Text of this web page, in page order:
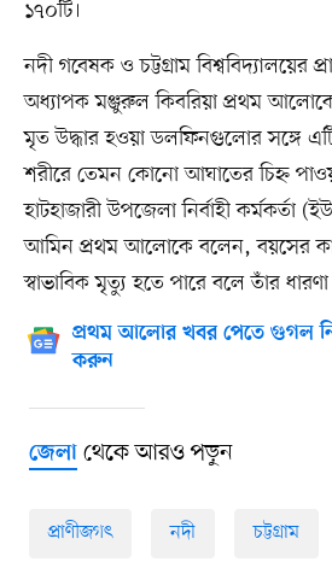
১৭০টি।
নদী গবেষক ও চট্টগ্রাম বিশ্ববিদ্যালয়ের
অধ্যাপক মঞ্জুরুল কিবরিয়া প্রথম
মৃত উদ্ধার হওয়া ডলফিনগুলোর সঙ্গে
শরীরে তেমন কোনো আঘাতের চিহ্ন
হাটহাজারী উপজেলা নির্বাহী কর্মকর্তা
আমিন প্রথম আলোকে বলেন, বয়সের
স্বাভাবিক মৃত্যু হতে পারে বলে তাঁর
প্রথম আলোর খবর পেতে গুগল
করুন
জেলাথেকে আরও পড়ুন
প্রাণীজগৎ নদী চট্টগ্রাম